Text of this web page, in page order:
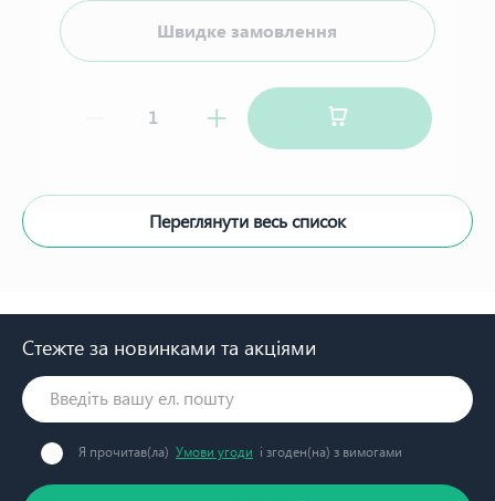
Швидке замовлення
Переглянути весь список
Стежте за новинками та акціями
Я прочитав(ла) Умови угоди і згоден(на) з вимогами